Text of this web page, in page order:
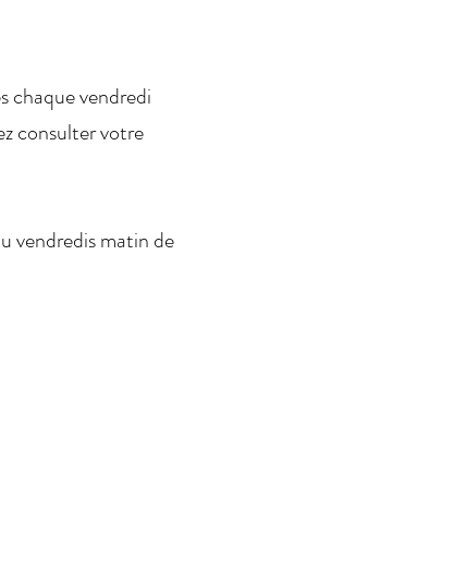
chaque vendredi
consulter votre
vendredis matin de